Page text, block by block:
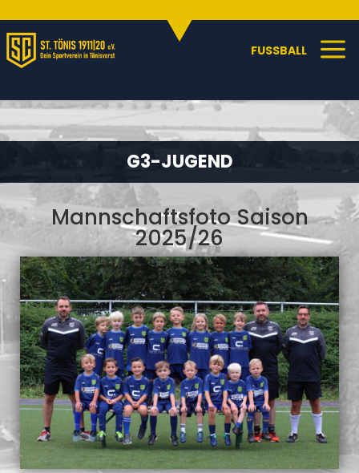
C
FUSSBALL a
G3-JUGEND
Mannschaftsfoto Saison
2025/26